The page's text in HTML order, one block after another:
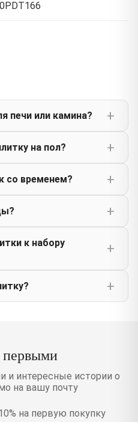
печи или камина?
на пол?
со временем?
к набору
первыми
и интересные истории о
на вашу почту
на первую покупку